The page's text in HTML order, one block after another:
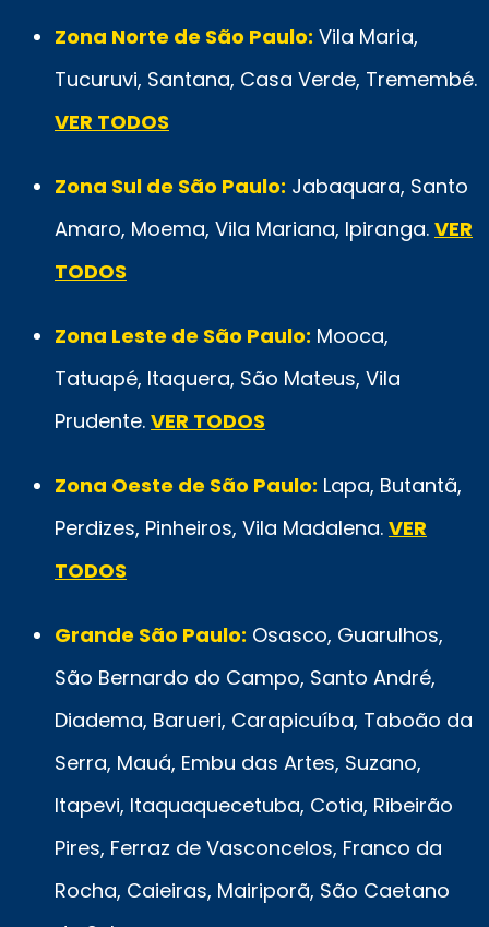
Zona Norte de São Paulo: Vila Maria,
Tucuruvi, Santana, Casa Verde, Tremembé.
VER TODOS
Zona Sul de São Paulo: Jabaquara, Santo
Amaro, Moema, Vila Mariana, Ipiranga. VER
TODOS
Zona Leste de São Paulo: Mooca,
Tatuapé, Itaquera, São Mateus, Vila
Prudente. VER TODOS
Zona Oeste de São Paulo: Lapa, Butantã,
Perdizes, Pinheiros, Vila Madalena. VER
TODOS
Grande São Paulo: Osasco, Guarulhos,
São Bernardo do Campo, Santo André,
Diadema, Barueri, Carapicuíba, Taboão da
Serra, Mauá, Embu das Artes, Suzano,
Itapevi, Itaquaquecetuba, Cotia, Ribeirão
Pires, Ferraz de Vasconcelos, Franco da
Rocha, Caieiras, Mairiporã, São Caetano